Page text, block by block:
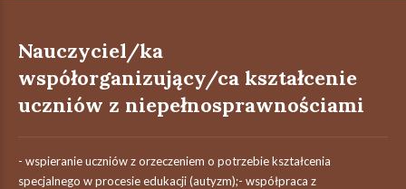
Nauczyciel/ka
współorganizujący/ca kształcenie
uczniów z niepełnosprawnościami
- wspieranie uczniów z orzeczeniem o potrzebie kształcenia
specjalnego w procesie edukacji (autyzm);- współpraca z